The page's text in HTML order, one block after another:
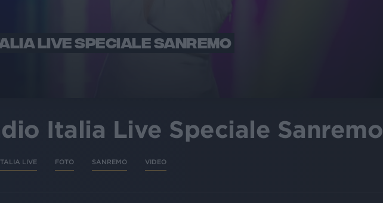
LIVE SPECIALE SANREMO
Italia Live Speciale Sanremo
LIVE FOTO SANREMO VIDEO